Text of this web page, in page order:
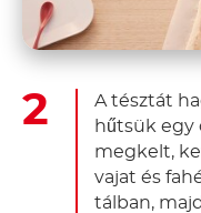
A tésztát
hűtsük egy
megkelt,
vajat és
tálban,